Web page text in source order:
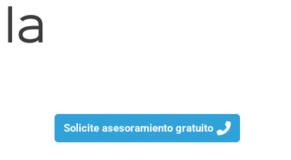
Solicite asesoramiento gratuito